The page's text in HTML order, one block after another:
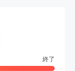
終了